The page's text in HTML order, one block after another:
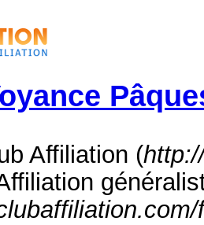
Affiliation (